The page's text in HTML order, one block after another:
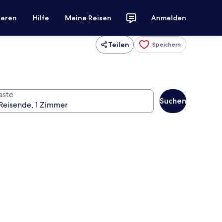
Hilfe Meine Reisen Anmelden
Teilen Speichern
Suchen